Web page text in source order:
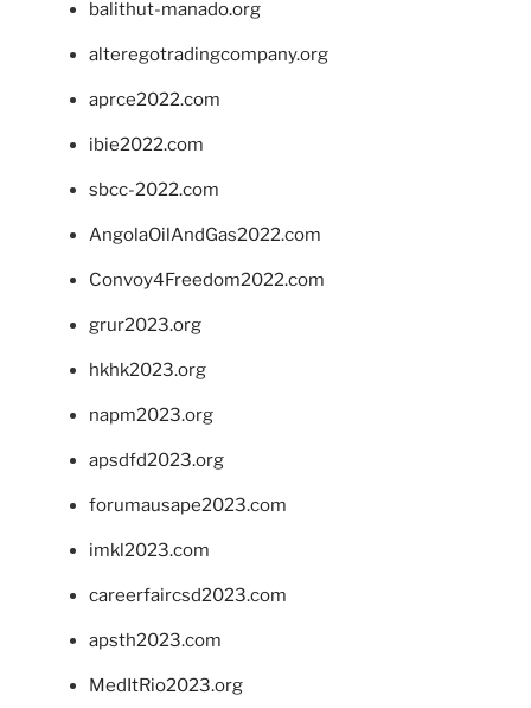
balithut-manado.org
alteregotradingcompany.org
aprce2022.com
ibie2022.com
sbcc-2022.com
AngolaOilAndGas2022.com
Convoy4Freedom2022.com
grur2023.org
hkhk2023.org
napm2023.org
apsdfd2023.org
forumausape2023.com
imkl2023.com
careerfaircsd2023.com
apsth2023.com
MedItRio2023.org